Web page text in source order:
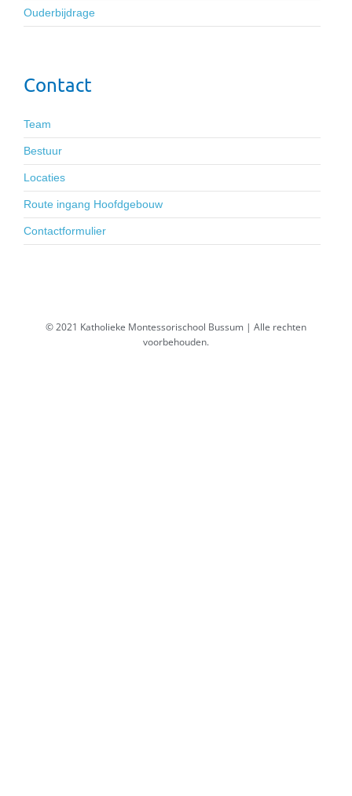
Ouderbijdrage
Contact
Team
Bestuur
Locaties
Route ingang Hoofdgebouw
Contactformulier
© 2021 Katholieke Montessorischool Bussum | Alle rechten
voorbehouden.